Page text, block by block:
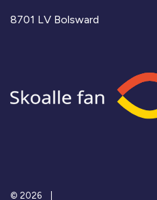
8701 LV Bolsward
© 2026